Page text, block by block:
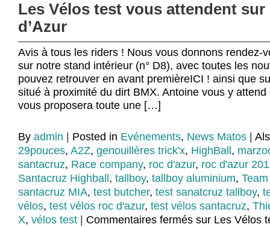
Les Vélos test vous attendent sur
d’Azur
Avis à tous les riders ! Nous vous donnons rendez-
sur notre stand intérieur (n° D8), avec toutes les
pouvez retrouver en avant premièreICI ! ainsi que
situé à proximité du dirt BMX. Antoine vous y
vous proposera toute une […]
By admin Posted in Evénements, News Matos
29pouces, A2Z, genouillères trick'x, HighBall ,
santacruz, Race company, roc d'azur, roc d'azur
Santacruz Highball , tallboy, tallboy aluminium,
santacruz MIA, test butcher, test sanatcruz tallboy,
vélos, test vélos roc d'azur, test vélos santacruz,
X, vélos test Commentaires fermés sur Les Vélos